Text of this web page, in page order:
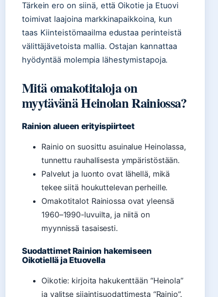
Tärkein ero on siinä, että Oikotie ja Etuovi
toimivat laajoina markkinapaikkoina, kun
taas Kiinteistömaailma edustaa perinteistä
välittäjävetoista mallia. Ostajan kannattaa
hyödyntää molempia lähestymistapoja.
Mitä omakotitaloja on
myytävänä Heinolan Rainiossa?
Rainion alueen erityispiirteet
Rainio on suosittu asuinalue Heinolassa,
tunnettu rauhallisesta ympäristöstään.
Palvelut ja luonto ovat lähellä, mikä
tekee siitä houkuttelevan perheille.
Omakotitalot Rainiossa ovat yleensä
1960–1990-luvuilta, ja niitä on
myynnissä tasaisesti.
Suodattimet Rainion hakemiseen
Oikotiellä ja Etuovella
Oikotie: kirjoita hakukenttään “Heinola”
ja valitse sijaintisuodattimesta “Rainio”.